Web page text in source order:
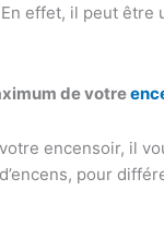
effet, il peut
de votre
encensoir, il
pour